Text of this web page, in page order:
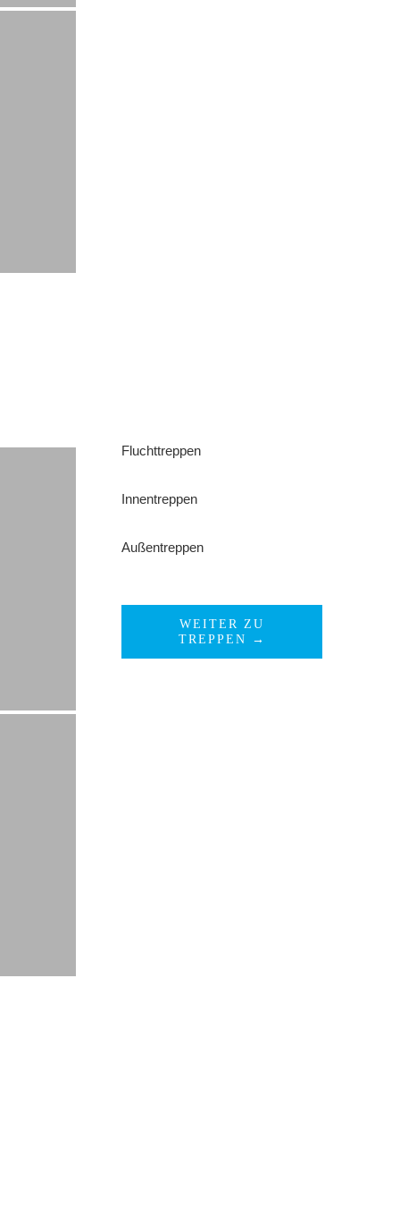
Fluchttreppen
Innentreppen
Außentreppen
WEITER ZU
TREPPEN →